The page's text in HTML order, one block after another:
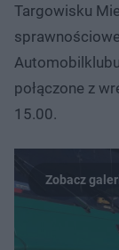
Targowisku
połączone z
15.00.